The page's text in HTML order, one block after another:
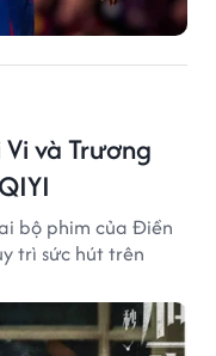
và Trương
bộ phim của Điền
trì sức hút trên